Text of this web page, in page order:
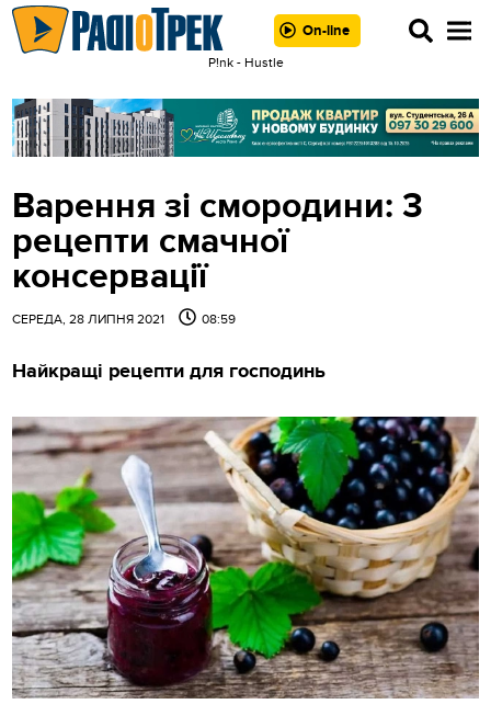
On-line
P!nk - Hustle
Варення зі смородини: 3
рецепти смачної
консервації
СЕРЕДА, 28 ЛИПНЯ 2021 08:59
Найкращі рецепти для господинь